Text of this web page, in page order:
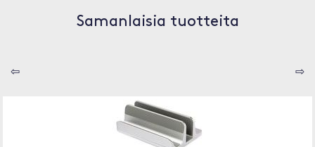
Samanlaisia tuotteita
⇦ ⇨